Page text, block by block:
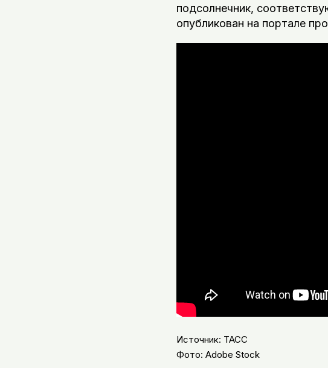
подсолнечник,
опубликован на портале
Источник: ТАСС
Фото: Adobe Stock